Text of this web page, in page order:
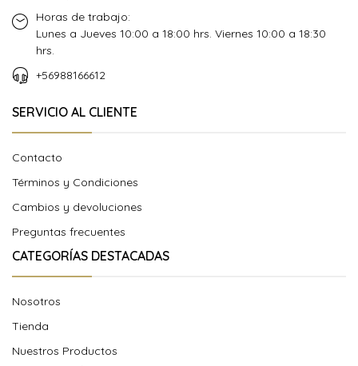
Horas de trabajo:
Lunes a Jueves 10:00 a 18:00 hrs. Viernes 10:00 a 18:30
hrs.
+56988166612
SERVICIO AL CLIENTE
Contacto
Términos y Condiciones
Cambios y devoluciones
Preguntas frecuentes
CATEGORÍAS DESTACADAS
Nosotros
Tienda
Nuestros Productos